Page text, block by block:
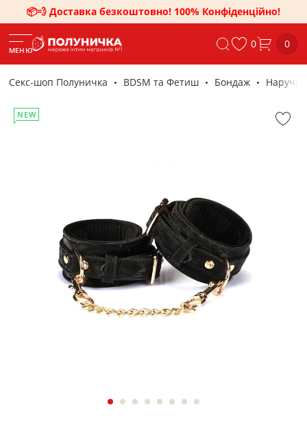
📦💨 Доставка безкоштовно! 100% Конфіденційно!
МЕНЮ 0 0
Секс-шоп Полуничка BDSM та Фетиш Бондаж
NEW